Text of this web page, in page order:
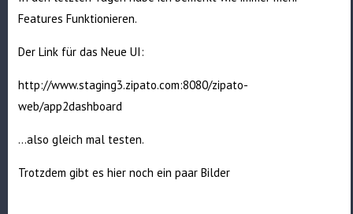
Features Funktionieren.
Der Link für das Neue UI:
http://www.staging3.zipato.com:8080/zipato-
web/app2dashboard
…also gleich mal testen.
Trotzdem gibt es hier noch ein paar Bilder